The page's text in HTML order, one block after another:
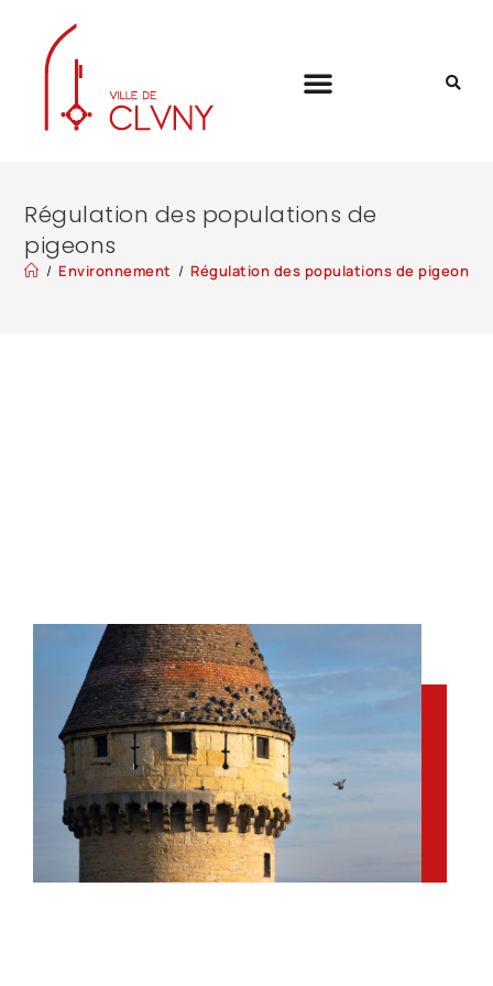
Régulation des populations de
pigeons
/ Environnement / Régulation des populations de pigeons